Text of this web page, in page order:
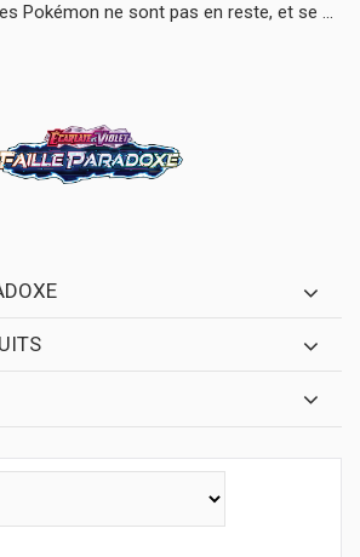
Pokémon ne sont pas en reste, et se ...